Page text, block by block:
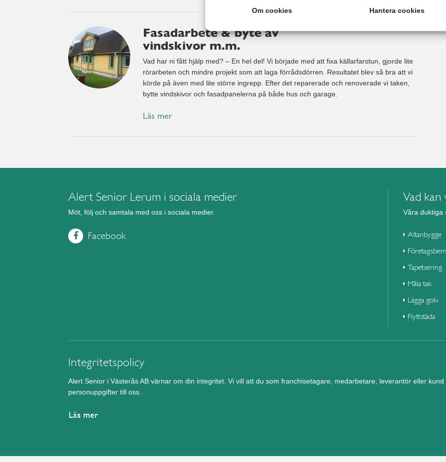
Fasadarbete & byte av
vindskivor m.m.
Vad har ni fått hjälp med? – En hel del! Vi började med att fixa källarfarstun, gjorde lite
rörarbeten och mindre projekt som att laga förrådsdörren. Resultatet blev så bra att vi
körde på även med lite större ingrepp. Efter det reparerade och renoverade vi taken,
bytte vindskivor och fasadpanelerna på både hus och garage.
Läs mer
Alert Senior Lerum i sociala medier
Möt, följ och samtala med oss i sociala medier.
Facebook
Vad kan
Våra duktiga
Altanbygge
Tapetsering
Måla tak
Lägga golv
Flyttstäda
Integritetspolicy
Alert Senior i Västerås AB värnar om din integritet. Vi vill att du som franchisetagare, medarbetare, leverantör eller
personuppgifter till oss.
Läs mer
Om cookies Hantera cookies